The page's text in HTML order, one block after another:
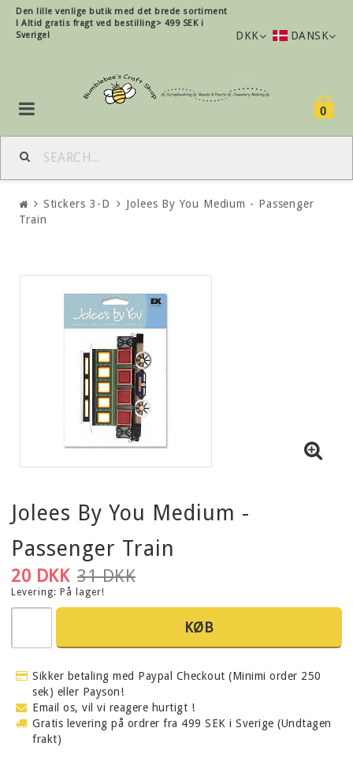
Den lille venlige butik med det brede sortiment
! Altid gratis fragt ved bestilling> 499 SEK i
Sverige!
DKK DANSK
0
Stickers 3-D
Jolees By You Medium - Passenger
Train
Jolees By You Medium -
Passenger Train
31 DKK
20 DKK
Levering: På lager!
KØB
Sikker betaling med Paypal Checkout (Minimi order 250
sek) eller Payson!
Email os, vil vi reagere hurtigt !
Gratis levering på ordrer fra 499 SEK i Sverige (Undtagen
frakt)